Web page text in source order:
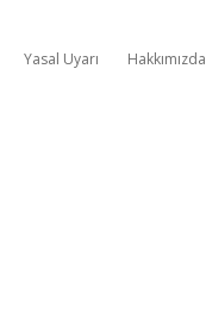
Yasal Uyarı Hakkımızda